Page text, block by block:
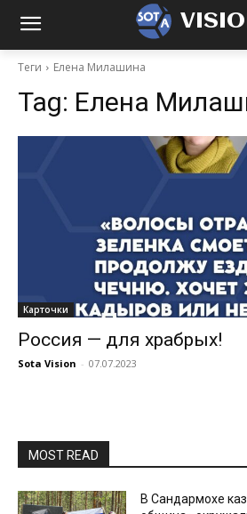
Теги Елена Милашина
Tag: Елена
Карточки
Россия — для храбрых!
Sota Vision - 07.07.2023
MOST READ
В Сандармохе